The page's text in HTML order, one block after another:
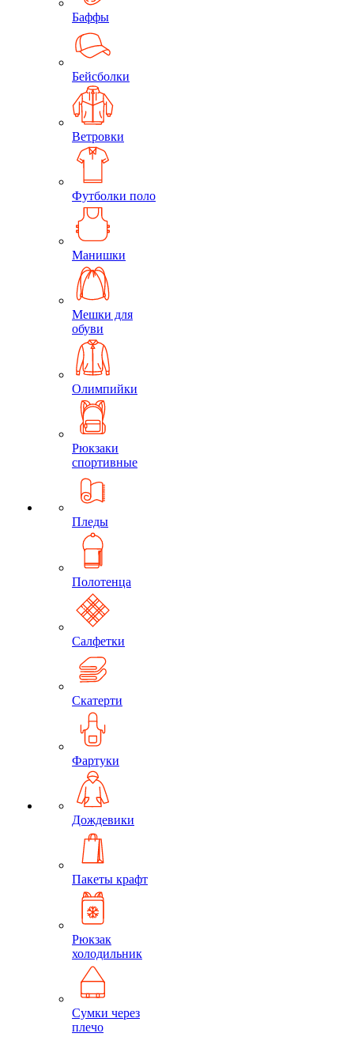
Баффы
Бейсболки
Ветровки
Футболки поло
Манишки
Мешки для
обуви
Олимпийки
Рюкзаки
спортивные
Пледы
Полотенца
Салфетки
Скатерти
Фартуки
Дождевики
Пакеты крафт
Рюкзак
холодильник
Сумки через
плечо